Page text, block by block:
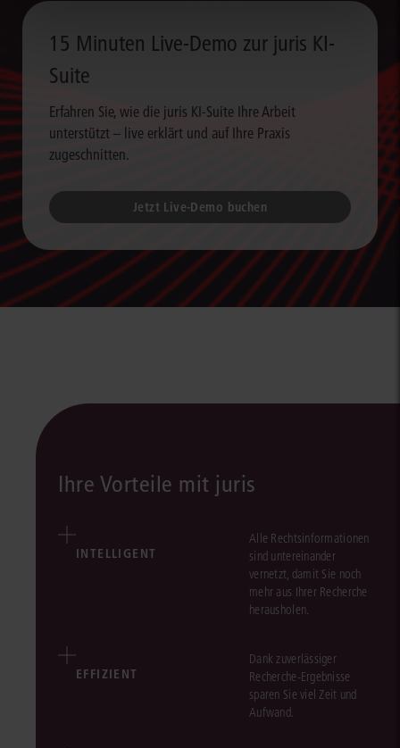
15 Minuten Live-Demo zur juris KI-
Suite
Erfahren Sie, wie die juris KI-Suite Ihre Arbeit
unterstützt – live erklärt und auf Ihre Praxis
zugeschnitten.
Jetzt Live-Demo buchen
Ihre Vorteile mit juris
INTELLIGENT
Alle Rechtsinformationen
sind untereinander
vernetzt, damit Sie noch
mehr aus Ihrer Recherche
herausholen.
EFFIZIENT
Dank zuverlässiger
Recherche-Ergebnisse
sparen Sie viel Zeit und
Aufwand.